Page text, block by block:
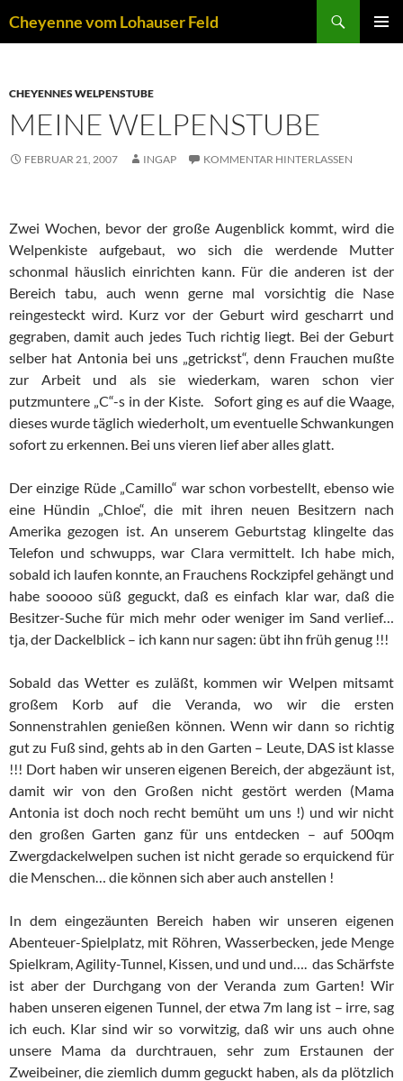
Inhalt
Cheyenne vom Lohauser Feld
CHEYENNES WELPENSTUBE
MEINE WELPENSTUBE
FEBRUAR 21, 2007 INGAP KOMMENTAR HINTERLASSEN
Zwei Wochen, bevor der große Augenblick kommt, wird die
Welpenkiste aufgebaut, wo sich die werdende Mutter
schonmal häuslich einrichten kann. Für die anderen ist der
Bereich tabu, auch wenn gerne mal vorsichtig die Nase
reingesteckt wird. Kurz vor der Geburt wird gescharrt und
gegraben, damit auch jedes Tuch richtig liegt. Bei der Geburt
selber hat Antonia bei uns „getrickst“, denn Frauchen mußte
zur Arbeit und als sie wiederkam, waren schon vier
putzmuntere „C“-s in der Kiste. Sofort ging es auf die Waage,
dieses wurde täglich wiederholt, um eventuelle Schwankungen
sofort zu erkennen. Bei uns vieren lief aber alles glatt.
Der einzige Rüde „Camillo“ war schon vorbestellt, ebenso wie
eine Hündin „Chloe“, die mit ihren neuen Besitzern nach
Amerika gezogen ist. An unserem Geburtstag klingelte das
Telefon und schwupps, war Clara vermittelt. Ich habe mich,
sobald ich laufen konnte, an Frauchens Rockzipfel gehängt und
habe sooooo süß geguckt, daß es einfach klar war, daß die
Besitzer-Suche für mich mehr oder weniger im Sand verlief…
tja, der Dackelblick – ich kann nur sagen: übt ihn früh genug !!!
Sobald das Wetter es zuläßt, kommen wir Welpen mitsamt
großem Korb auf die Veranda, wo wir die ersten
Sonnenstrahlen genießen können. Wenn wir dann so richtig
gut zu Fuß sind, gehts ab in den Garten – Leute, DAS ist klasse
!!! Dort haben wir unseren eigenen Bereich, der abgezäunt ist,
damit wir von den Großen nicht gestört werden (Mama
Antonia ist doch noch recht bemüht um uns !) und wir nicht
den großen Garten ganz für uns entdecken – auf 500qm
Zwergdackelwelpen suchen ist nicht gerade so erquickend für
die Menschen… die können sich aber auch anstellen !
In dem eingezäunten Bereich haben wir unseren eigenen
Abenteuer-Spielplatz, mit Röhren, Wasserbecken, jede Menge
Spielkram, Agility-Tunnel, Kissen, und und und…. das Schärfste
ist aber der Durchgang von der Veranda zum Garten! Wir
haben unseren eigenen Tunnel, der etwa 7m lang ist – irre, sag
ich euch. Klar sind wir so vorwitzig, daß wir uns auch ohne
unsere Mama da durchtrauen, sehr zum Erstaunen der
Zweibeiner, die ziemlich dumm geguckt haben, als da plötzlich